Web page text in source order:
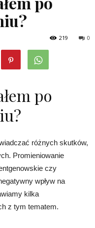
0
219
po
różnych skutków,
Promieniowanie
czy
wpływ na
kilka
z tym tematem.